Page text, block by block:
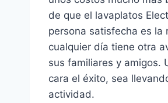
de que el lavaplatos
persona satisfecha es
cualquier día tiene otra
sus familiares y amigos.
cara el éxito, sea
actividad.